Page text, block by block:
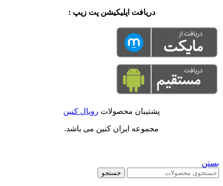
دریافت اپلیکیشن پت زیپ :
پشتیبان محصولات رویال کنین
مجموعه ایران کنین می باشد.
بستن
جستجو